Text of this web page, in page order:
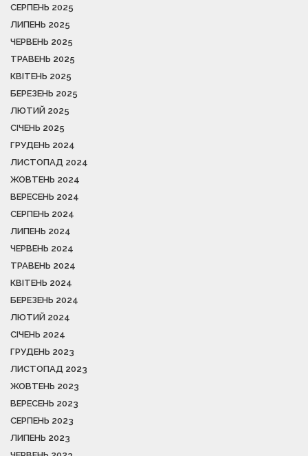
СЕРПЕНЬ 2025
ЛИПЕНЬ 2025
ЧЕРВЕНЬ 2025
ТРАВЕНЬ 2025
КВІТЕНЬ 2025
БЕРЕЗЕНЬ 2025
ЛЮТИЙ 2025
СІЧЕНЬ 2025
ГРУДЕНЬ 2024
ЛИСТОПАД 2024
ЖОВТЕНЬ 2024
ВЕРЕСЕНЬ 2024
СЕРПЕНЬ 2024
ЛИПЕНЬ 2024
ЧЕРВЕНЬ 2024
ТРАВЕНЬ 2024
КВІТЕНЬ 2024
БЕРЕЗЕНЬ 2024
ЛЮТИЙ 2024
СІЧЕНЬ 2024
ГРУДЕНЬ 2023
ЛИСТОПАД 2023
ЖОВТЕНЬ 2023
ВЕРЕСЕНЬ 2023
СЕРПЕНЬ 2023
ЛИПЕНЬ 2023